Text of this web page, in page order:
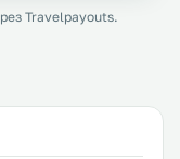
Travelpayouts.